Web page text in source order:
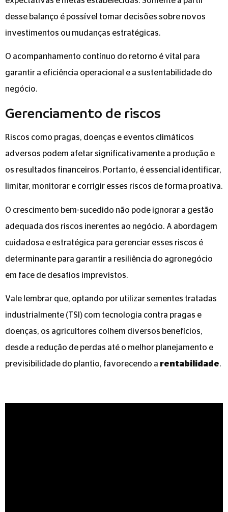
desse balanço é possível tomar decisões sobre novos
investimentos ou mudanças estratégicas.
O acompanhamento contínuo do retorno é vital para
garantir a eficiência operacional e a sustentabilidade do
negócio.
Gerenciamento de riscos
Riscos como pragas, doenças e eventos climáticos
adversos podem afetar significativamente a produção e
os resultados financeiros. Portanto, é essencial identificar,
limitar, monitorar e corrigir esses riscos de forma proativa.
O crescimento bem-sucedido não pode ignorar a gestão
adequada dos riscos inerentes ao negócio. A abordagem
cuidadosa e estratégica para gerenciar esses riscos é
determinante para garantir a resiliência do agronegócio
em face de desafios imprevistos.
Vale lembrar que, optando por utilizar sementes tratadas
industrialmente (TSI) com tecnologia contra pragas e
doenças, os agricultores colhem diversos benefícios,
desde a redução de perdas até o melhor planejamento e
previsibilidade do plantio, favorecendo a rentabilidade.